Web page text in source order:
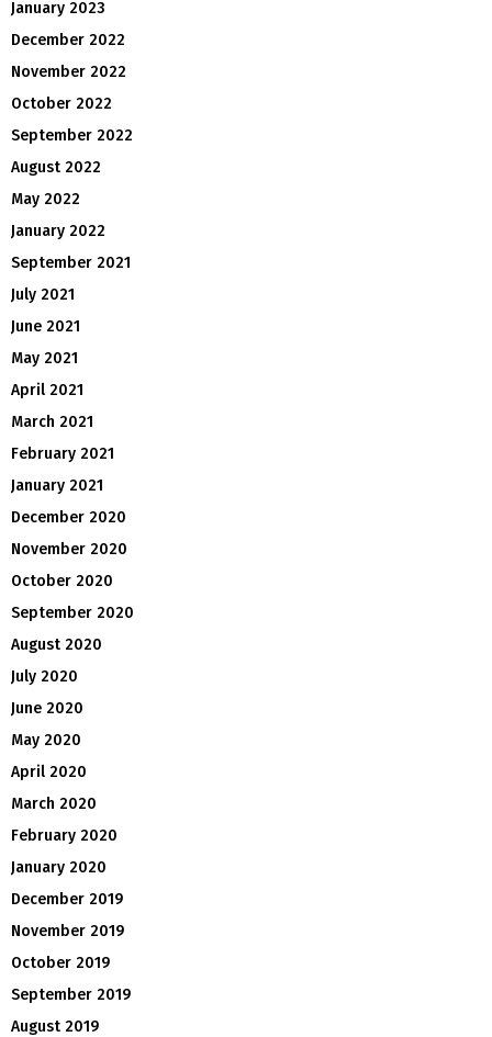
January 2023
December 2022
November 2022
October 2022
September 2022
August 2022
May 2022
January 2022
September 2021
July 2021
June 2021
May 2021
April 2021
March 2021
February 2021
January 2021
December 2020
November 2020
October 2020
September 2020
August 2020
July 2020
June 2020
May 2020
April 2020
March 2020
February 2020
January 2020
December 2019
November 2019
October 2019
September 2019
August 2019